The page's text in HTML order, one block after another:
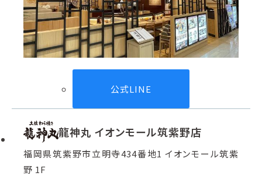
公式LINE
龍神丸 イオンモール筑紫野店
福岡県筑紫野市立明寺434番地1 イオンモール筑紫
野 1F